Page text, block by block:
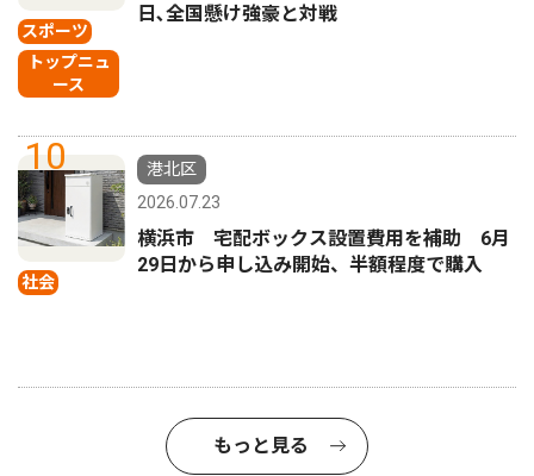
スポーツ
トップニュ
ース
日､全国懸け強豪と対戦
10
社会
港北区
2026.07.23
横浜市 宅配ボックス設置費用を補助 6月
29日から申し込み開始、半額程度で購入
もっと見る